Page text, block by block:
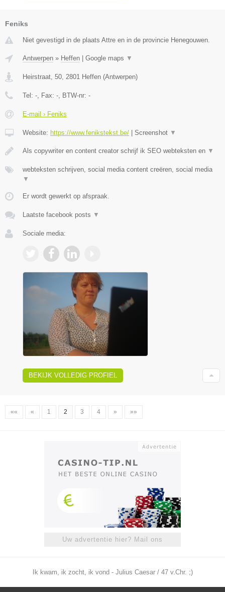
Feniks
Niet gevestigd in de plaats Attre en in de provincie Henegouwen.
Antwerpen » Heffen Google maps ▼
Heirstraat, 50, 2801 Heffen (Antwerpen)
Tel: -, Fax: -, BTW-nr: -
E-mail › Feniks
Website: https://www.fenikstekst.be/ Screenshot ▼
Als copywriter en content creator schrijf ik SEO webteksten en ▼
webteksten schrijven, social media content creëren, social media
▼
Er wordt gewerkt op afspraak.
Laatste facebook posts ▼
Sociale media:
BEKIJK VOLLEDIG PROFIEL
«« « 1 2 3 4 » »»
Uw advertentie hier? Mail ons
Ik kwam, ik zocht, ik vond - Julius Caesar / 47 v.Chr. ;)